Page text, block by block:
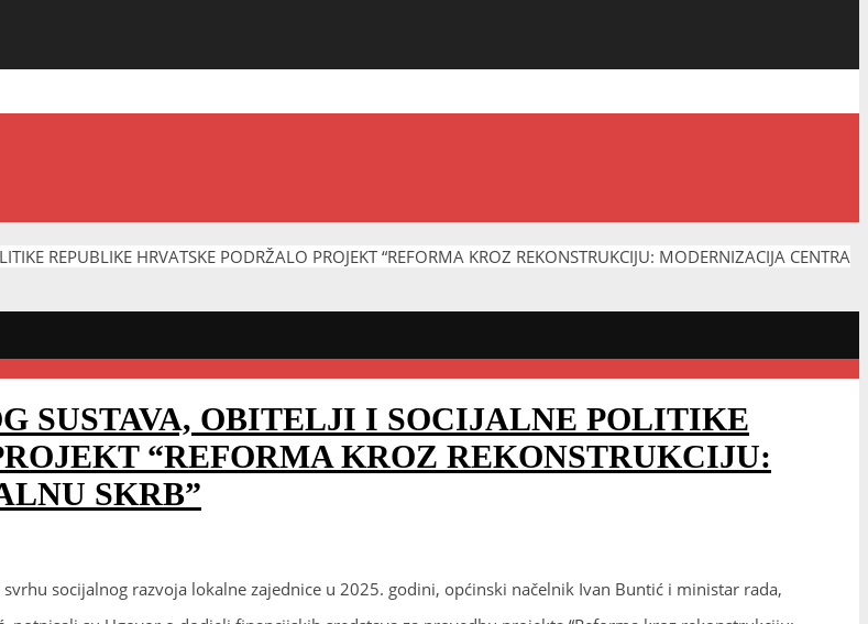
REPUBLIKE HRVATSKE PODRŽALO PROJEKT “REFORMA KROZ REKONSTRUKCIJU: MODERNIZACIJA CENTRA
SUSTAVA, OBITELJI I SOCIJALNE POLITIKE
“REFORMA KROZ REKONSTRUKCIJU:
SKRB”
socijalnog razvoja lokalne zajednice u 2025. godini, općinski načelnik Ivan Buntić i ministar rada,